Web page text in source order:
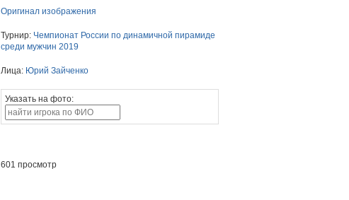
Оригинал изображения
Турнир: Чемпионат России по динамичной пирамиде
среди мужчин 2019
Лица: Юрий Зайченко
Указать на фото:
601 просмотр